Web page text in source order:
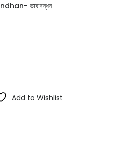
ভাষাবন্ধন
Add to Wishlist